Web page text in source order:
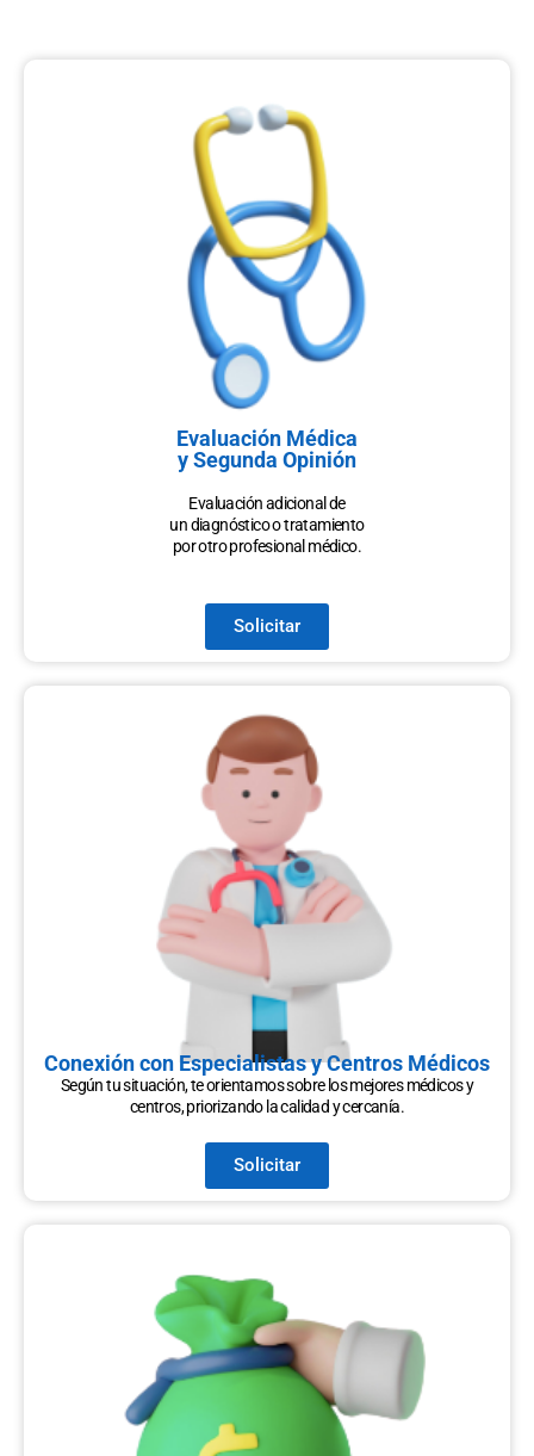
Evaluación Médica
y Segunda Opinión
Evaluación adicional de
un diagnóstico o tratamiento
por otro profesional médico.
Solicitar
Conexión con Especialistas y Centros Médicos
Según tu situación, te orientamos sobre los mejores médicos y
centros, priorizando la calidad y cercanía.
Solicitar